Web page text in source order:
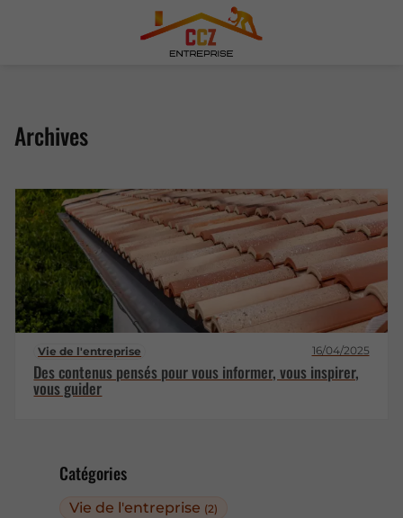
Catégories
Vie de l'entreprise (2)
Archives
Vie de l'entreprise 16/04/2025
Des contenus pensés pour vous informer, vous inspirer,
vous guider